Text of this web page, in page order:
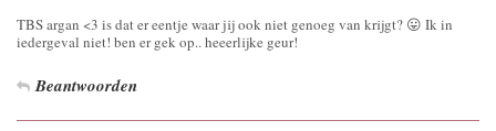
TBS argan <3 is dat er eentje waar jij ook niet genoeg van krijgt? 😛 Ik in
iedergeval niet! ben er gek op.. heeerlijke geur!
Beantwoorden